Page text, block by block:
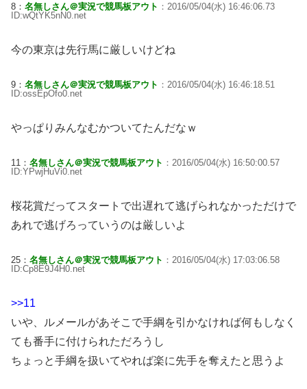
8： 名無しさん＠実況で競馬板アウト ：2016/05/04(水) 16:46:06.73
ID:wQtYK5nN0.net
今の東京は先行馬に厳しいけどね
9： 名無しさん＠実況で競馬板アウト ：2016/05/04(水) 16:46:18.51
ID:ossEpOfo0.net
やっぱりみんなむかついてたんだなｗ
11： 名無しさん＠実況で競馬板アウト ：2016/05/04(水) 16:50:00.57
ID:YPwjHuVi0.net
桜花賞だってスタートで出遅れて逃げられなかっただけで
あれで逃げろっていうのは厳しいよ
25： 名無しさん＠実況で競馬板アウト ：2016/05/04(水) 17:03:06.58
ID:Cp8E9J4H0.net
>>11
いや、ルメールがあそこで手綱を引かなければ何もしなく
ても番手に付けられただろうし
ちょっと手綱を扱いてやれば楽に先手を奪えたと思うよ